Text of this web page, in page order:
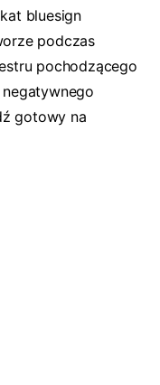
bluesign
podczas
pochodzącego
gotowy na